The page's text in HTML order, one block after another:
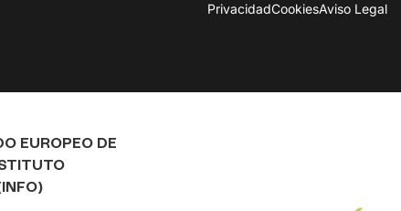
PrivacidadCookiesAviso Legal
EUROPEO DE